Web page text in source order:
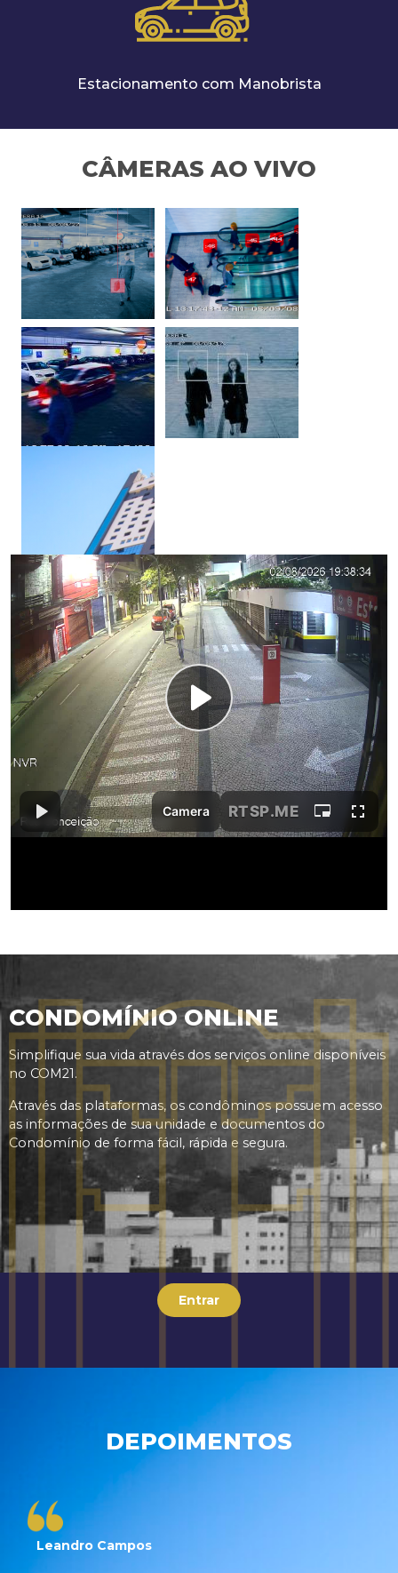
Estacionamento com Manobrista
CÂMERAS AO VIVO
CONDOMÍNIO ONLINE
Simplifique sua vida através dos serviços online disponíveis
no COM21.
Através das plataformas, os condôminos possuem acesso
as informações de sua unidade e documentos do
Condomínio de forma fácil, rápida e segura.
Entrar
DEPOIMENTOS
Leandro Campos